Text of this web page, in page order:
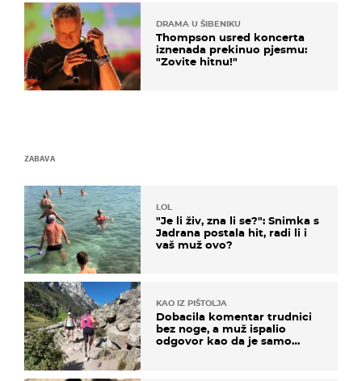
DRAMA U ŠIBENIKU
Thompson usred koncerta
iznenada prekinuo pjesmu:
"Zovite hitnu!"
ZABAVA
LOL
"Je li živ, zna li se?": Snimka s
Jadrana postala hit, radi li i
vaš muž ovo?
KAO IZ PIŠTOLJA
Dobacila komentar trudnici
bez noge, a muž ispalio
odgovor kao da je samo